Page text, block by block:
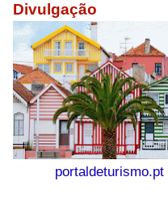
Divulgação
portaldeturismo.pt